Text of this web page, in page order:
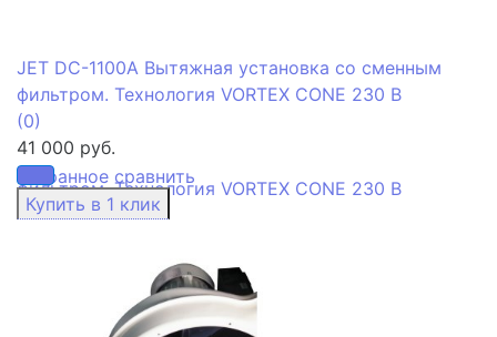
избранное сравнить
JET DC-1100A Вытяжная установка со сменным
фильтром. Технология VORTEX CONE 230 В
(0)
41 000 руб.